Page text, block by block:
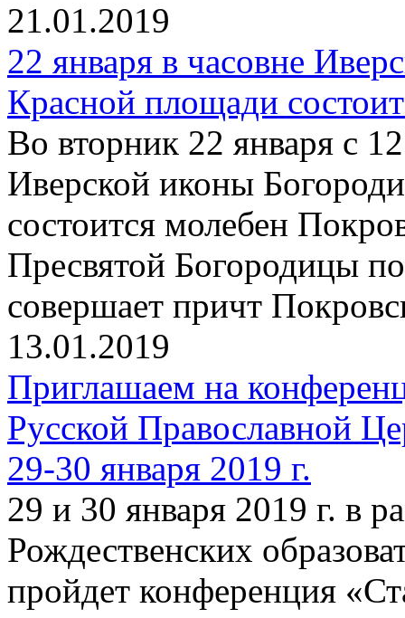
21.01.2019
22 января в часовне
Красной площади
Во вторник 22 января с
Иверской иконы
состоится молебен
Пресвятой Богородицы
совершает причт
13.01.2019
Приглашаем на
Русской Православной
29-30 января 2019 г.
29 и 30 января 2019 г. в
Рождественских
пройдет конференция